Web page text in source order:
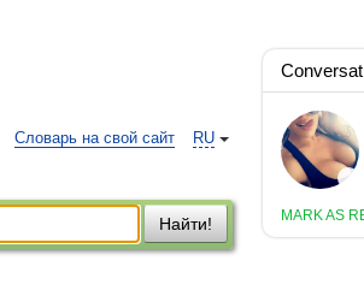
RU
Словарь на свой сайт
Найти!